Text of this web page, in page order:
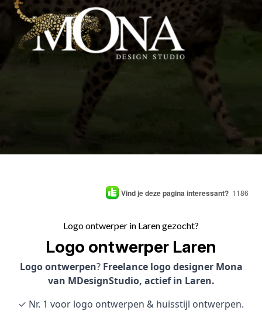
Vind je deze pagina interessant? 1186
Logo ontwerper in Laren gezocht?
Logo ontwerper Laren
Logo ontwerpen? Freelance logo designer Mona
van MDesignStudio, actief in Laren.
✓ Nr. 1 voor logo ontwerpen & huisstijl ontwerpen.